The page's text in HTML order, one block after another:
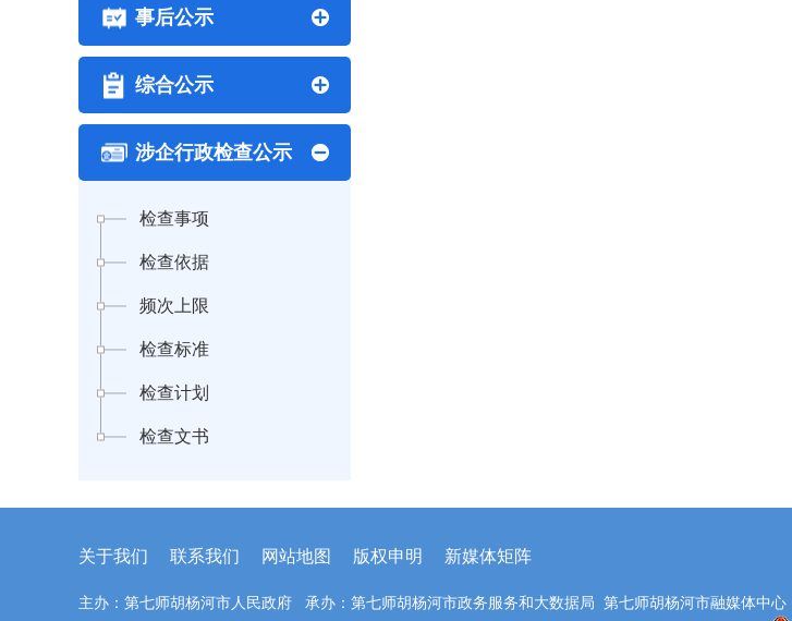
事后公示
综合公示
涉企行政检查公示
检查事项
检查依据
频次上限
检查标准
检查计划
检查文书
关于我们 联系我们 网站地图 版权申明 新媒体矩阵
主办：第七师胡杨河市人民政府 承办：第七师胡杨河市政务服务和大数据局 第七师胡杨河市融媒体中心